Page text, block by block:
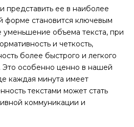
представить ее в наиболее
форме становится ключевым
объема текста, при
и четкость,
более быстрого и легкого
особенно ценно в нашей
каждая минута имеет
текстами может стать
коммуникации и